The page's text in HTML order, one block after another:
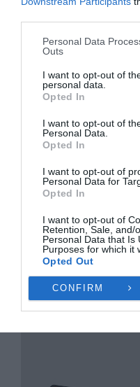
Personal Data
Outs
I want to opt-out of
personal data.
Opted In
I want to opt-out of
Personal Data.
Opted In
I want to opt-out of
Personal Data for
Opted In
I want to opt-out of
Retention, Sale, and/
Personal Data that Is
Purposes for which it
Opted Out
CONFIRM
περιήγησης ή μοναδικά
συγκατάθεση ή η ανάκληση της
αρνητικά ορισμένες λειτουργίες
ΠΡΟΒΟΛΉ
Πολιτική Cookies